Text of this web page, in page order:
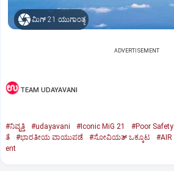
ಮಿಗ್‌ 21 ಯುಗಾಂತ್ಯ
ADVERTISEMENT
TEAM UDAYAVANI
#ನಿವೃತ್ತಿ #udayavani #Iconic MiG 21 #Poor Safety
ತೆ
#ಭಾರತೀಯ ವಾಯುಪಡೆ #ಸೋವಿಯತ್‌ ಒಕ್ಕೂಟ #AIR
ent